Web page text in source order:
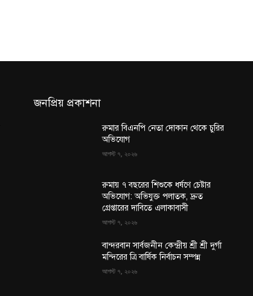
জনপ্রিয় প্রকাশনা
রুমার বিএনপি নেতা দোকান থেকে চুরির
অভিযোগ
আগস্ট ৭, ২০২৬
রুমায় ৭ বছরের শিশুকে ধর্ষণে চেষ্টার
অভিযোগ: অভিযুক্ত পলাতক, দ্রুত
গ্রেপ্তারের দাবিতে এলাকাবাসী
আগস্ট ৭, ২০২৬
বান্দরবান সার্বজনীন কেন্দ্রীয় শ্রী শ্রী দুর্গা
মন্দিরের ত্রি বার্ষিক নির্বাচন সম্পন্ন
আগস্ট ৭, ২০২৬